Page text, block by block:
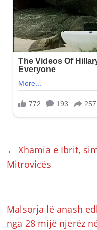
← Xhamia e Ibrit,
Mitrovicës
Malsorja lë anash
nga 28 mijë njerëz